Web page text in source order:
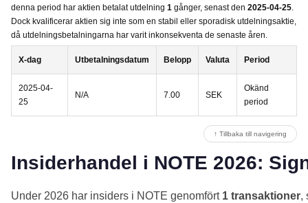
denna period har aktien betalat utdelning 1 gånger, senast den 2025-04-25.
Dock kvalificerar aktien sig inte som en stabil eller sporadisk utdelningsaktie,
då utdelningsbetalningarna har varit inkonsekventa de senaste åren.
X-dag Utbetalningsdatum Belopp Valuta Period
2025-04-
25
N/A 7.00 SEK
Okänd
period
↑ Tillbaka till navigering
Insiderhandel i NOTE 2026:
Under 2026 har insiders i NOTE genomfört 1 transaktioner,